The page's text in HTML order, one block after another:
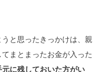
と思ったきっかけは、親
まとまったお金が入った
元に残しておいた方がい